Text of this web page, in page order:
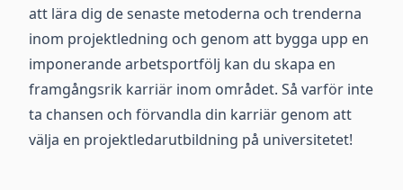
att lära dig de senaste metoderna och trenderna
inom projektledning och genom att bygga upp en
imponerande arbetsportfölj kan du skapa en
framgångsrik karriär inom området. Så varför inte
ta chansen och förvandla din karriär genom att
välja en projektledarutbildning på universitetet!